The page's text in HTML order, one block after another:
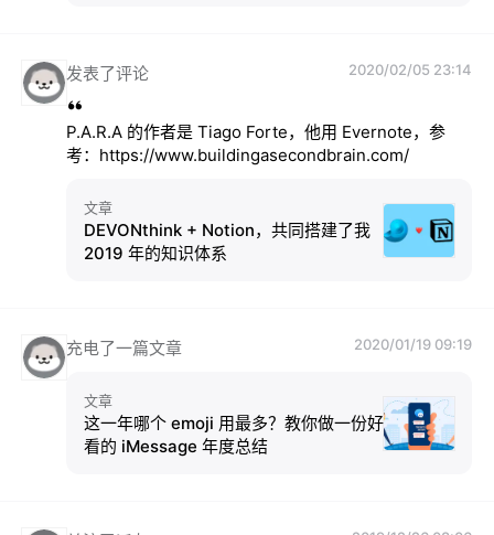
发表了评论 2020/02/05 23:14
P.A.R.A 的作者是 Tiago Forte，他用 Evernote，参
考：https://www.buildingasecondbrain.com/
文章
DEVONthink + Notion，共同搭建了我
2019 年的知识体系
充电了一篇文章 2020/01/19 09:19
文章
这一年哪个 emoji 用最多？教你做一份好
看的 iMessage 年度总结